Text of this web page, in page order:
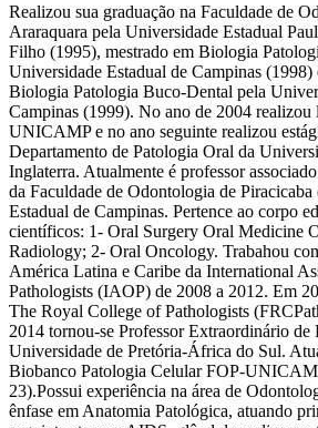
Realizou sua graduação na Faculdade de
Araraquara pela Universidade Estadual
Filho (1995), mestrado em Biologia
Universidade Estadual de Campinas (1998)
Biologia Patologia Buco-Dental pela
Campinas (1999). No ano de 2004
UNICAMP e no ano seguinte realizou
Departamento de Patologia Oral da
Inglaterra. Atualmente é professor
da Faculdade de Odontologia de
Estadual de Campinas. Pertence ao corpo
científicos: 1- Oral Surgery Oral Medicine
Radiology; 2- Oral Oncology. Trabahou
América Latina e Caribe da International
Pathologists (IAOP) de 2008 a 2012. Em
The Royal College of Pathologists
2014 tornou-se Professor Extraordinário de
Universidade de Pretória-África do Sul.
Biobanco Patologia Celular FOP-
23).Possui experiência na área de
ênfase em Anatomia Patológica, atuando